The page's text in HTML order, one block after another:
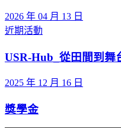
2026 年 04 月 13 日
近期活動
USR-Hub_從田間到舞
2025 年 12 月 16 日
獎學金